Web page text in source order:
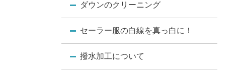
ダウンのクリーニング
セーラー服の白線を真っ白に！
撥水加工について